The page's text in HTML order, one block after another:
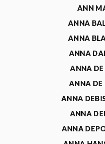
ANN
ANNA
ANNA
ANNA
ANNA DE
ANNA DE
ANNA
ANNA
ANNA